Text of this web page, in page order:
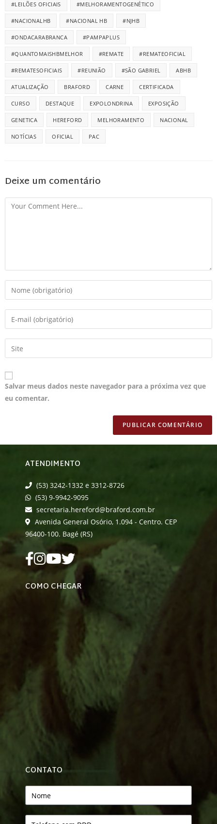
#LEILÕES OFICIAIS #MELHORAMENTOGENÉTICO
#NACIONALHB #NACIONAL HB #NJHB
#ONDACARABRANCA #PAMPAPLUS
#QUANTOMAISHBMELHOR #REMATE #REMATEOFICIAL
#REMATESOFICIAIS #REUNIÃO #SÃO GABRIEL ABHB
ATUALIZAÇÃO BRAFORD CARNE CERTIFICADA
CURSO DESTAQUE EXPOLONDRINA EXPOSIÇÃO
GENETICA HEREFORD MELHORAMENTO NACIONAL
NOTÍCIAS OFICIAL PAC
Deixe um comentário
Salvar meus dados neste navegador para a próxima vez que
eu comentar.
ATENDIMENTO
(53) 3242-1332 e 3312-8726
(53) 9-9942-9095
secretaria.hereford@braford.com.br
Avenida General Osório, 1.094 - Centro. CEP
96400-100. Bagé (RS)
COMO CHEGAR
CONTATO